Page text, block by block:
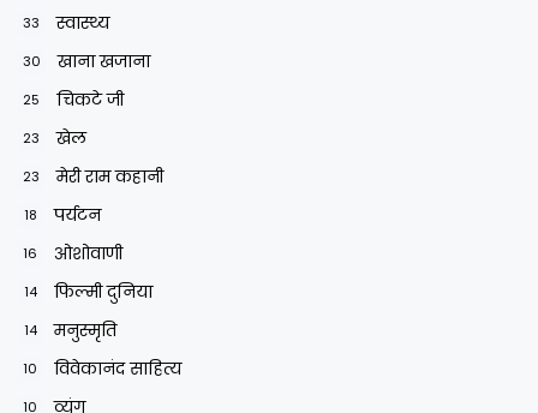
33 स्वास्थ्य
30 खाना खजाना
25 चिकटे जी
23 खेल
23 मेरी राम कहानी
18 पर्यटन
16 ओशोवाणी
14 फिल्मी दुनिया
14 मनुस्मृति
10 विवेकानंद साहित्य
10 व्यंग